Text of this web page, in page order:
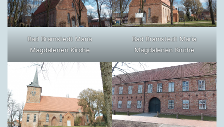
Bad Bramstedt Maria
Magdalenen Kirche
Bad Bramstedt Maria
Magdalenen Kirche